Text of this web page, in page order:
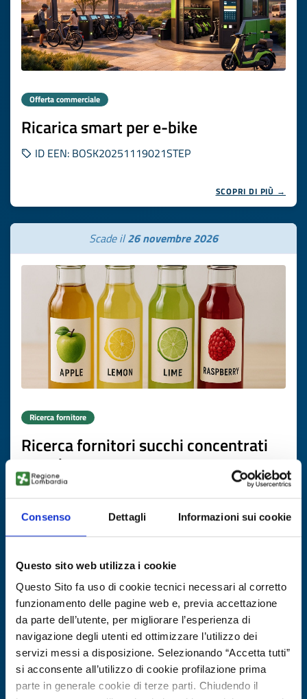
Consenso Dettagli Informazioni sui cookie
Questo sito web utilizza i cookie
Questo Sito fa uso di cookie tecnici necessari al corretto
funzionamento delle pagine web e, previa accettazione
da parte dell’utente, per migliorare l’esperienza di
navigazione degli utenti ed ottimizzare l’utilizzo dei
servizi messi a disposizione. Selezionando “Accetta tutti”
si acconsente all’utilizzo di cookie profilazione prima
parte in generale cookie di terze parti. Chiudendo il
Offerta commerciale
Ricarica smart per e-bike
ID EEN: BOSK20251119021STEP
SCOPRI DI PIÙ →
Scade il26 novembre 2026
Ricerca fornitore
Ricerca fornitori succhi concentrati
premium
ID EEN: BRES20251111013